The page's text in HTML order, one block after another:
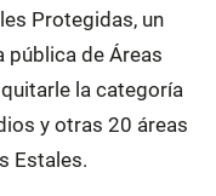
Protegidas, un
de Áreas
la categoría
y otras 20 áreas
Estales.